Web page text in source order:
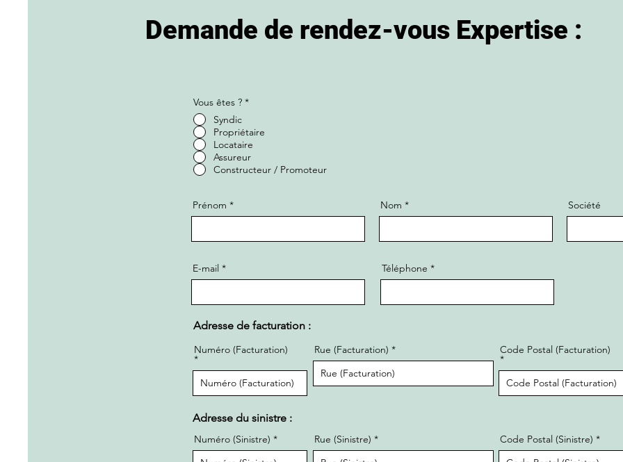
Demande de rendez-vous Expertise :
Vous êtes ? *
Syndic
Propriétaire
Locataire
Assureur
Constructeur / Promoteur
Prénom Nom Société
E-mail Téléphone
Adresse de facturation :
Numéro (Facturation) Rue (Facturation) Code Postal (Facturation)
Adresse du sinistre :
Numéro (Sinistre) Rue (Sinistre) Code Postal (Sinistre)